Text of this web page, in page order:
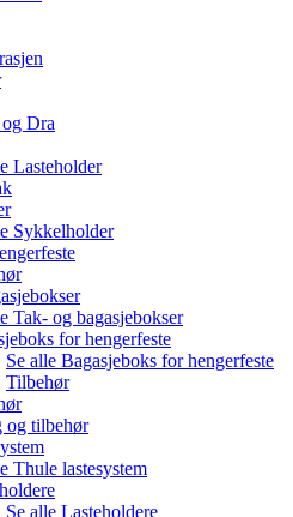
Dra
Lasteholder
Sykkelholder
Tak- og bagasjebokser
for hengerfeste
Se alle Bagasjeboks for hengerfeste
Tilbehør
og tilbehør
Thule lastesystem
Se alle Lasteholdere